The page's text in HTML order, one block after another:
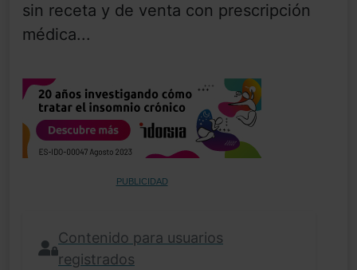
sin receta y de venta con prescripción
médica...
PUBLICIDAD
Contenido para usuarios
registrados